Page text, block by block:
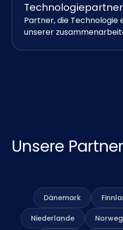
Technologiepartner
Partner, die Technologie
unserer
Unsere Partner
Dänemark
Niederlande